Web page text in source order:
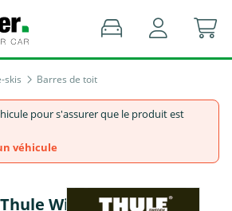
skis Barres de toit
pour s'assurer que le produit est
véhicule
WingBar Edge -